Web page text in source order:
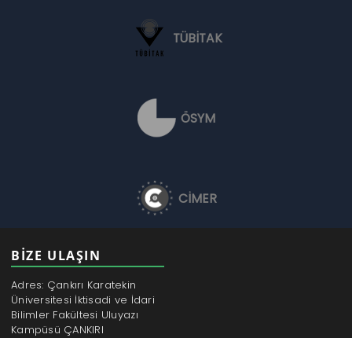
TÜBİTAK
ÖSYM
CİMER
BİZE ULAŞIN
Adres: Çankırı Karatekin
Üniversitesi İktisadi ve İdari
Bilimler Fakültesi Uluyazı
Kampüsü ÇANKIRI